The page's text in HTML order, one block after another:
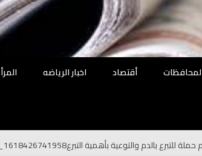
أقتصاد اخبار الرياضه
للتبرع بالدم والتوعية بأهمية التبرع